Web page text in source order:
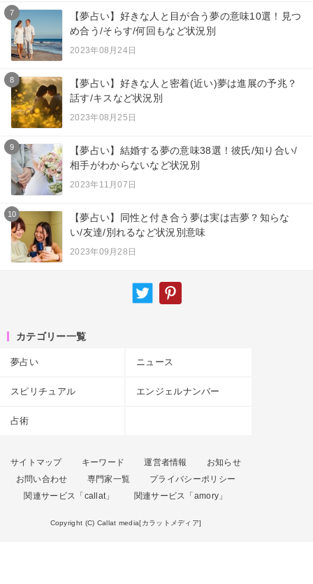
7
【夢占い】好きな人と目が合う夢の意味10選！見つ
め合う/そらす/何回もなど状況別
2023年08月24日
8
【夢占い】好きな人と密着(近い)夢は進展の予兆？
話す/キスなど状況別
2023年08月25日
9
【夢占い】結婚する夢の意味38選！彼氏/知り合い/
相手がわからないなど状況別
2023年11月07日
10
【夢占い】同性と付き合う夢は実は吉夢？知らな
い/友達/別れるなど状況別意味
2023年09月28日
カテゴリー一覧
夢占い ニュース
スピリチュアル エンジェルナンバー
占術
サイトマップ キーワード 運営者情報
お知らせ
お問い合わせ
専門家一覧
プライバシーポリシー
関連サービス「callat」
関連サービス「amory」
Copyright (C) Callat media[カラットメディア]